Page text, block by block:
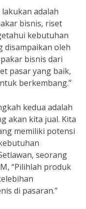
adalah
bisnis, riset
kebutuhan
disampaikan oleh
bisnis dari
pasar yang baik,
berkembang.”
kedua adalah
akan kita jual. Kita
memiliki potensi
seorang
“Pilihlah produk
di pasaran.”